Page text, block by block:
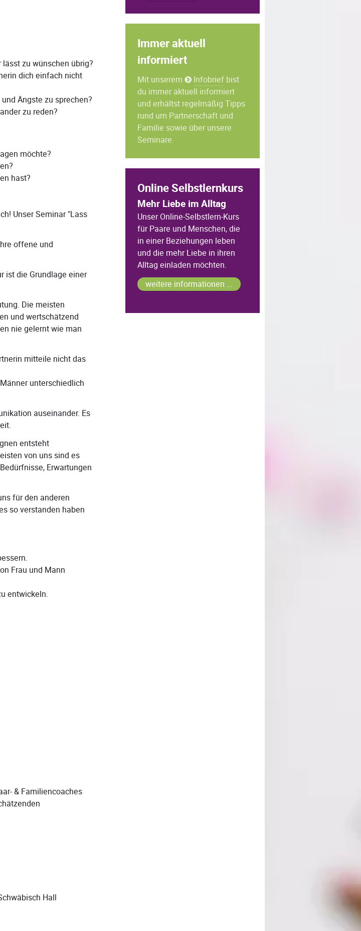
zu wünschen übrig?
dich einfach nicht
Ängste zu sprechen?
zu reden?
möchte?
hast?
Unser Seminar "Lass
offene und
ist die Grundlage einer
Die meisten
und wertschätzend
nie gelernt wie man
mitteile nicht das
unterschiedlich
auseinander. Es
entsteht
von uns sind es
Erwartungen
für den anderen
so verstanden haben
Frau und Mann
entwickeln.
& Familiencoaches
Hall
Immer aktuell
informiert
Mit unserem Infobrief bist
du immer aktuell informiert
und erhältst regelmäßig Tipps
rund um Partnerschaft und
Familie sowie über unsere
Seminare.
Online Selbstlernkurs
Mehr Liebe im Alltag
Unser Online-Selbstlern-Kurs
für Paare und Menschen, die
in einer Beziehungen leben
und die mehr Liebe in ihren
Alltag einladen möchten.
weitere informationen ...